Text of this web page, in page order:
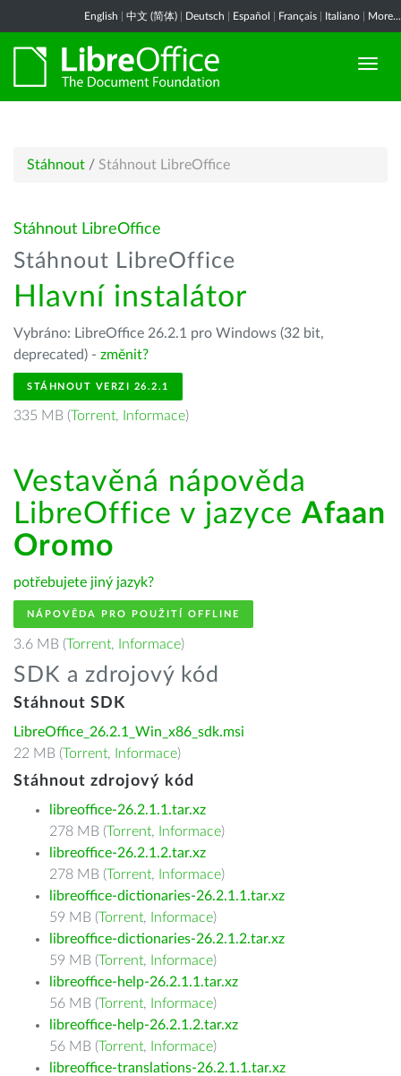
English 中文 (简体) Deutsch Español Français Italiano More...
Stáhnout / Stáhnout LibreOffice
Stáhnout LibreOffice
Stáhnout LibreOffice
Hlavní instalátor
Vybráno: LibreOffice 26.2.1 pro Windows (32 bit,
deprecated) - změnit?
STÁHNOUT VERZI 26.2.1
335 MB (Torrent, Informace)
Vestavěná nápověda
LibreOffice v jazyce Afaan
Oromo
potřebujete jiný jazyk?
NÁPOVĚDA PRO POUŽITÍ OFFLINE
3.6 MB (Torrent, Informace)
SDK a zdrojový kód
Stáhnout SDK
LibreOffice_26.2.1_Win_x86_sdk.msi
22 MB (Torrent, Informace)
Stáhnout zdrojový kód
libreoffice-26.2.1.1.tar.xz
278 MB (Torrent, Informace)
libreoffice-26.2.1.2.tar.xz
278 MB (Torrent, Informace)
libreoffice-dictionaries-26.2.1.1.tar.xz
59 MB (Torrent, Informace)
libreoffice-dictionaries-26.2.1.2.tar.xz
59 MB (Torrent, Informace)
libreoffice-help-26.2.1.1.tar.xz
56 MB (Torrent, Informace)
libreoffice-help-26.2.1.2.tar.xz
56 MB (Torrent, Informace)
libreoffice-translations-26.2.1.1.tar.xz